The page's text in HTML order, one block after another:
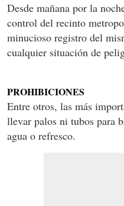
Desde mañana por la
control del recinto
minucioso registro del
cualquier situación de
PROHIBICIONES
Entre otros, las más
llevar palos ni tubos para
agua o refresco.